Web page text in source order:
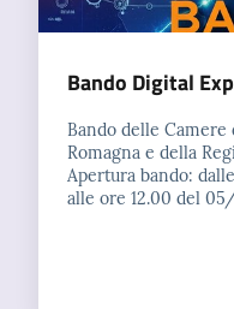
Bando Digital
Bando delle
Romagna e della
Apertura bando:
alle ore 12.00 del